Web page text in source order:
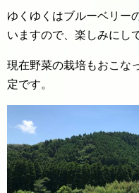
ゆくゆくはブルーベリー
いますので、楽しみにし
現在野菜の栽培もおこな
定です。